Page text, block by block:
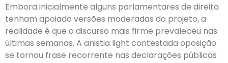
Embora inicialmente alguns parlamentares de direita
tenham apoiado versões moderadas do projeto, a
realidade é que o discurso mais firme prevaleceu nas
últimas semanas. A anistia light contestada oposição
se tornou frase recorrente nas declarações públicas